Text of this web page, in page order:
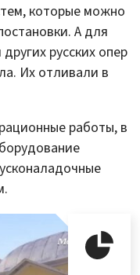
которые можно
А для
русских опер
Их отливали в
работы, в